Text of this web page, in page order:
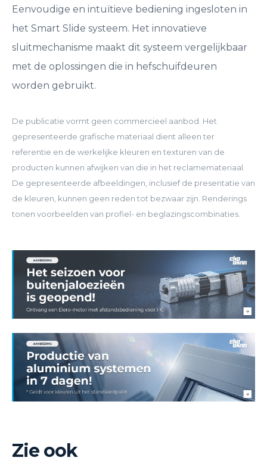
Eenvoudige en intuïtieve bediening ingesloten in
het Smart Slide systeem. Het innovatieve
sluitmechanisme maakt dit systeem vergelijkbaar
met de oplossingen die in hefschuifdeuren
worden gebruikt.
De publicatie vormt geen commercieel aanbod. Het
gepresenteerde grafische materiaal dient alleen ter
referentie en de werkelijke kleuren en texturen van de
producten kunnen afwijken van die in het reclamemateriaal.
De gepresenteerde afbeeldingen, inclusief de presentatie van
de kleuren, kunnen geen reden tot bezwaar zijn. Renderings
tonen voorbeelden van profiel- en beglazingscombinaties.
Zie ook